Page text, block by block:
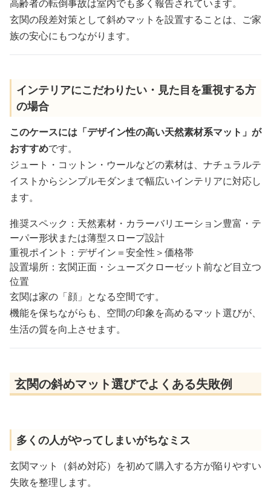
高齢者の転倒事故は室内でも多く報告されています。
玄関の段差対策として斜めマットを設置することは、ご家
族の安心にもつながります。
インテリアにこだわりたい・見た目を重視する方
の場合
このケースには「デザイン性の高い天然素材系マット」が
おすすめです。
ジュート・コットン・ウールなどの素材は、ナチュラルテ
イストからシンプルモダンまで幅広いインテリアに対応し
ます。
推奨スペック：天然素材・カラーバリエーション豊富・テ
ーパー形状または薄型スロープ設計
重視ポイント：デザイン＝安全性＞価格帯
設置場所：玄関正面・シューズクローゼット前など目立つ
位置
玄関は家の「顔」となる空間です。
機能を保ちながらも、空間の印象を高めるマット選びが、
生活の質を向上させます。
玄関の斜めマット選びでよくある失敗例
多くの人がやってしまいがちなミス
玄関マット（斜め対応）を初めて購入する方が陥りやすい
失敗を整理します。